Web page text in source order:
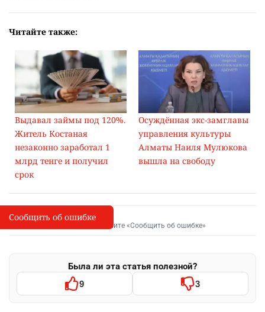
Читайте также:
Выдавал займы под 120%.
Житель Костаная
незаконно заработал 1
млрд тенге и получил
срок
Осуждённая экс-замглавы
управления культуры
Алматы Наиля Мулюкова
вышла на свободу
I
Сообщить об опечатке
Выделите фрагмент и нажмите «Сообщить об ошибке»
Была ли эта статья полезной?
9 3
Сообщить об ошибке